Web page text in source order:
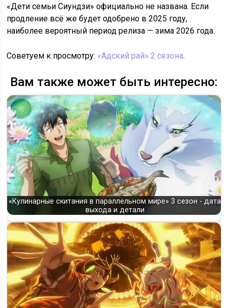
«Дети семьи Сиундзи» официально не названа. Если
продление всё же будет одобрено в 2025 году,
наиболее вероятный период релиза — зима 2026 года.
Советуем к просмотру: «Адский рай» 2 сезона.
Вам также может быть интересно:
«Кулинарные скитания в параллельном мире» 3 сезон - дата
выхода и детали